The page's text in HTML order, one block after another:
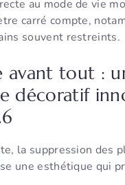
au mode de vie
carré compte,
souvent restreints.
avant tout :
décoratif
la suppression des
une esthétique qui